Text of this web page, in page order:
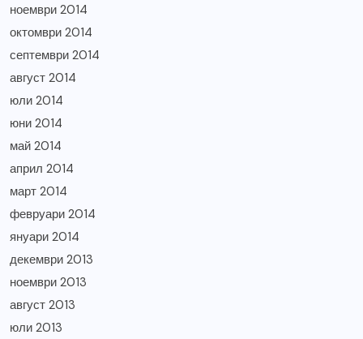
ноември 2014
октомври 2014
септември 2014
август 2014
юли 2014
юни 2014
май 2014
април 2014
март 2014
февруари 2014
януари 2014
декември 2013
ноември 2013
август 2013
юли 2013